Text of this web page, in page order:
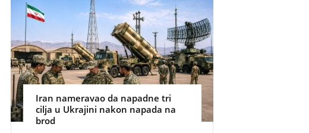
Iran nameravao da napadne tri
cilja u Ukrajini nakon napada na
brod